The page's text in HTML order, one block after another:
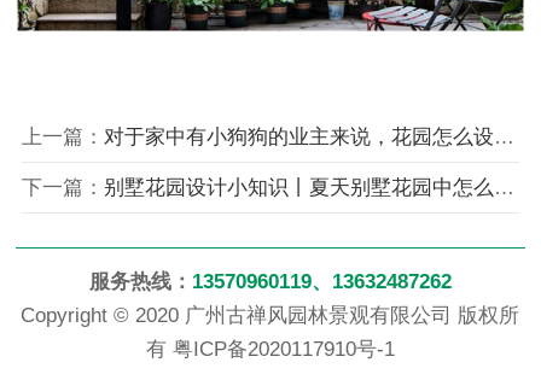
上一篇： 对于家中有小狗狗的业主来说，花园怎么设计合适？
下一篇： 别墅花园设计小知识丨夏天别墅花园中怎么驱蚊？
服务热线： 13570960119、13632487262
Copyright © 2020 广州古禅风园林景观有限公司 版权所
有 粤ICP备2020117910号-1